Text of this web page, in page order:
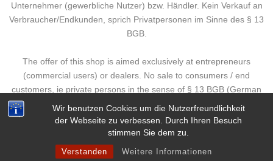
Wir benutzen Cookies um die Nutzerfreundlichkeit
der Webseite zu verbessen. Durch Ihren Besuch
stimmen Sie dem zu.
Verstanden Weitere Informationen
Unternehmer (gewerbliche Nutzer) bzw. Händler. Kein Verkauf an
Verbraucher/Endkunden, sprich Privatpersonen im Sinne des § 13
BGB.
The offer of this shop is aimed exclusively at entrepreneurs
(commercial users) or dealers. No sale to consumers / end
customers, ie private persons in the sense of § 13 BGB (German
Civil Code).
Deutsch